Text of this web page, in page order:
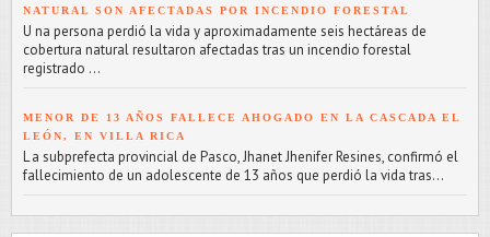
NATURAL SON AFECTADAS POR INCENDIO FORESTAL
U na persona perdió la vida y aproximadamente seis hectáreas de
cobertura natural resultaron afectadas tras un incendio forestal
registrado ...
MENOR DE 13 AÑOS FALLECE AHOGADO EN LA CASCADA EL
LEÓN, EN VILLA RICA
L a subprefecta provincial de Pasco, Jhanet Jhenifer Resines, confirmó el
fallecimiento de un adolescente de 13 años que perdió la vida tras...